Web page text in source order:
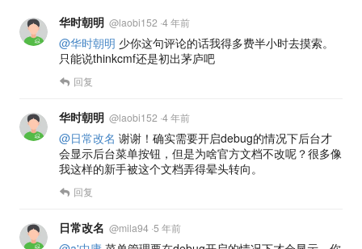
华时朝明 @laobi152 ·4 年前
@华时朝明 少你这句评论的话我得多费半小时去摸索。
只能说thinkcmf还是初出茅庐吧
回复
华时朝明 @laobi152 ·4 年前
@日常改名 谢谢！确实需要开启debug的情况下后台才
会显示后台菜单按钮，但是为啥官方文档不改呢？很多像
我这样的新手被这个文档弄得晕头转向。
回复
日常改名 @mila94 ·5 年前